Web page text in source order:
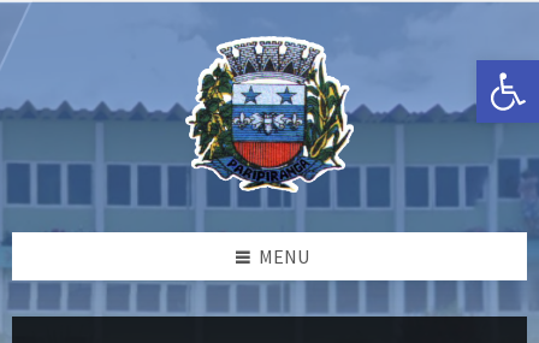
Open toolbar
Ir
para
o
conteúdo
Pular
para
a
barra
lateral
esquerda
Pular
para
o
rodapé
MENU